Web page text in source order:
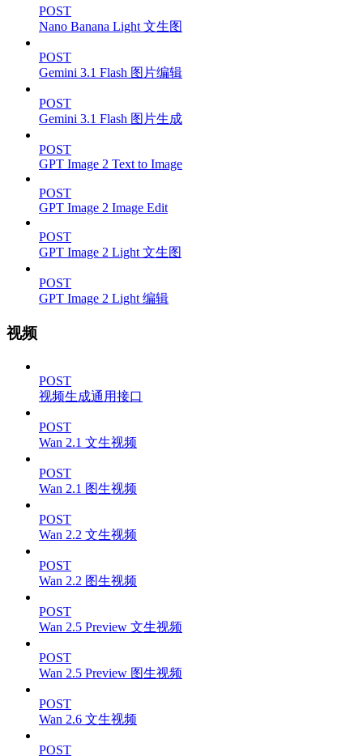
POST
Nano Banana Light 文生图
POST
Gemini 3.1 Flash 图片编辑
POST
Gemini 3.1 Flash 图片生成
POST
GPT Image 2 Text to Image
POST
GPT Image 2 Image Edit
POST
GPT Image 2 Light 文生图
POST
GPT Image 2 Light 编辑
视频
POST
视频生成通用接口
POST
Wan 2.1 文生视频
POST
Wan 2.1 图生视频
POST
Wan 2.2 文生视频
POST
Wan 2.2 图生视频
POST
Wan 2.5 Preview 文生视频
POST
Wan 2.5 Preview 图生视频
POST
Wan 2.6 文生视频
POST